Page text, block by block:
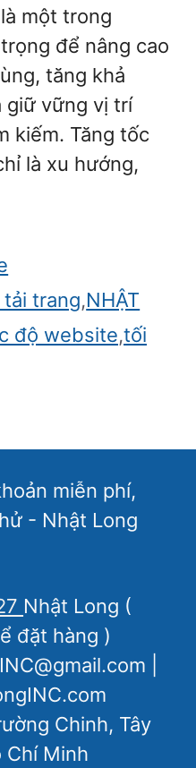
một trong
để nâng cao
tăng khả
giữ vững vị trí
kiếm. Tăng tốc
là xu hướng,
trang,NHẬT
độ website,tối
miễn phí,
- Nhật Long
Nhật Long (
đặt hàng )
|
Chinh, Tây
Chí Minh